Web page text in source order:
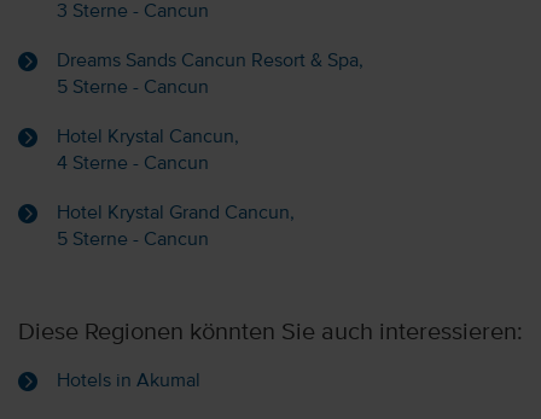
3 Sterne - Cancun
Dreams Sands Cancun Resort & Spa,
5 Sterne - Cancun
Hotel Krystal Cancun,
4 Sterne - Cancun
Hotel Krystal Grand Cancun,
5 Sterne - Cancun
Diese Regionen könnten Sie auch interessieren:
Hotels in Akumal